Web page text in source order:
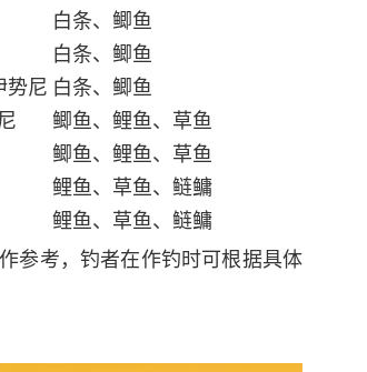
白条、鲫鱼
白条、鲫鱼
势尼 白条、鲫鱼
鲫鱼、鲤鱼、草鱼
鲫鱼、鲤鱼、草鱼
鲤鱼、草鱼、鲢鳙
鲤鱼、草鱼、鲢鳙
参考，钓者在作钓时可根据具体